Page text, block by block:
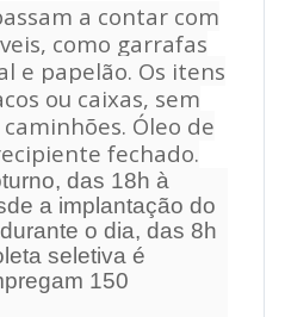
a contar com
como garrafas
e papelão. Os itens
ou caixas, sem
Óleo de
fechado.
das 18h à
a implantação do
o dia, das 8h
seletiva é
150